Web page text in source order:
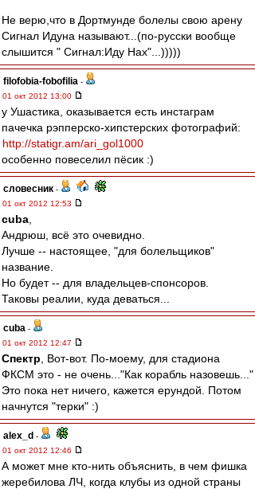
Не верю,что в Дортмунде болелы свою арену
Сигнал Идуна называют...(по-русски вообще
слышится " Сигнал:Иду Нах"...)))))
filofobia-fobofilia -
01 окт 2012 13:00
у Ушастика, оказывается есть инстаграм
пачечка рэпперско-хипстерских фотографий:
http://statigr.am/ari_gol1000
особенно повеселил пёсик :)
словесник -
01 окт 2012 12:53
cuba
Андрюш, всё это очевидно.
Лучше -- настоящее, "для болельщиков"
название.
Но будет -- для владельцев-спонсоров.
Таковы реалии, куда деваться...
cuba -
01 окт 2012 12:47
Спектр , Вот-вот. По-моему, для стадиона
ФКСМ это - не очень..."Как корабль назовешь..."
Это пока нет ничего, кажется ерундой. Потом
начнутся "терки" :)
alex_d -
01 окт 2012 12:46
А может мне кто-нить объяснить, в чем фишка
жеребилова ЛЧ, когда клубы из одной страны